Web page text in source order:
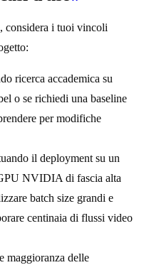
considera i tuoi vincoli
ricerca accademica su
o se richiedi una baseline
per modifiche
il deployment su un
NVIDIA di fascia alta
batch size grandi e
centinaia di flussi video
maggioranza delle